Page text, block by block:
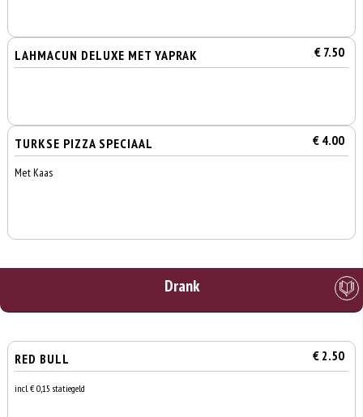
LAHMACUN DELUXE MET YAPRAK € 7.50
TURKSE PIZZA SPECIAAL € 4.00
Met Kaas
Drank
RED BULL € 2.50
incl. € 0,15 statiegeld